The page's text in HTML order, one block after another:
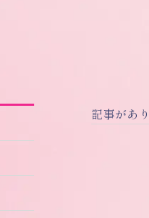
記事があ